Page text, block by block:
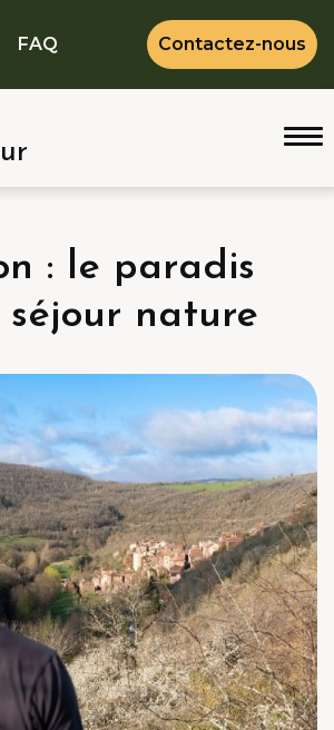
FAQ Contactez-nous
: le paradis
nature